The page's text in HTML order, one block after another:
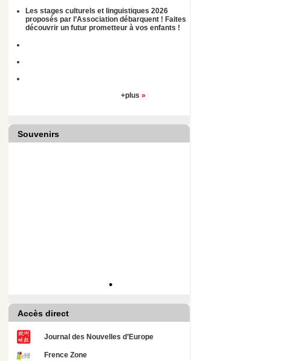
Les stages culturels et linguistiques 2026
proposés par l’Association débarquent ! Faites
découvrir un futur prometteur à vos enfants !
+plus »
Souvenirs
•
Accès direct
Journal des Nouvelles d’Europe
Frence Zone